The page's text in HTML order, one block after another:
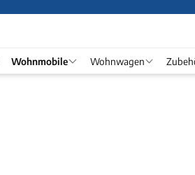
Wohnmobile Wohnwagen